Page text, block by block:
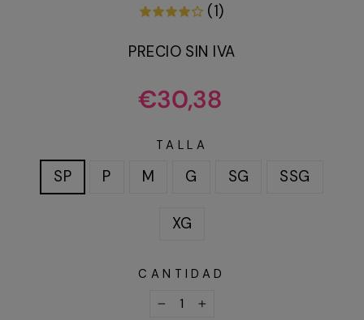
(1)
PRECIO SIN IVA
Precio
habitual
€30,38
TALLA
SP P M G SG SSG
XG
CANTIDAD